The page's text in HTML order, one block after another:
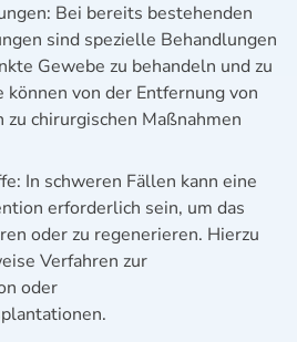
Bei bereits bestehenden
sind spezielle Behandlungen
Gewebe zu behandeln und zu
von der Entfernung von
zu chirurgischen Maßnahmen
In schweren Fällen kann eine
erforderlich sein, um das
oder zu regenerieren. Hierzu
Verfahren zur
oder